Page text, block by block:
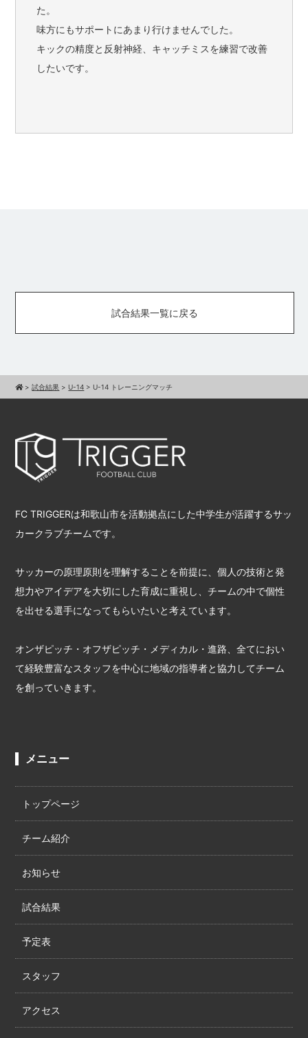
た。
味方にもサポートにあまり行けませんでした。
キックの精度と反射神経、キャッチミスを練習で改善
したいです。
試合結果一覧に戻る
>試合結果 > U-14 > U-14 トレーニングマッチ
FC TRIGGERは和歌山市を活動拠点にした中学生が活躍するサッ
カークラブチームです。
サッカーの原理原則を理解することを前提に、個人の技術と発
想力やアイデアを大切にした育成に重視し、チームの中で個性
を出せる選手になってもらいたいと考えています。
オンザピッチ・オフザピッチ・メディカル・進路、全てにおい
て経験豊富なスタッフを中心に地域の指導者と協力してチーム
を創っていきます。
メニュー
トップページ
チーム紹介
お知らせ
試合結果
予定表
スタッフ
アクセス